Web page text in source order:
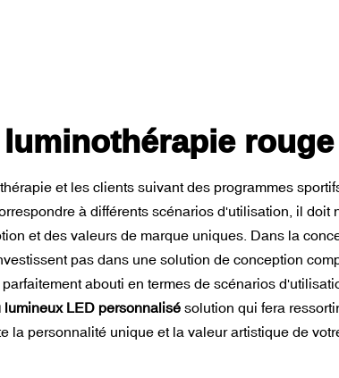
et les clients suivant des programmes
à différents scénarios d'utilisation, il
et des valeurs de marque uniques. Dans la
pas dans une solution de conception
abouti en termes de scénarios
lumineux LED personnalisé solution qui fera
personnalité unique et la valeur artistique de